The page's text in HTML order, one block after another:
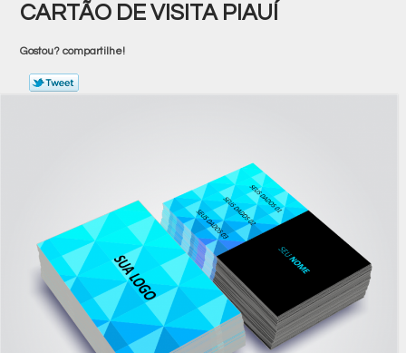
CARTÃO DE VISITA PIAUÍ
Gostou? compartilhe!